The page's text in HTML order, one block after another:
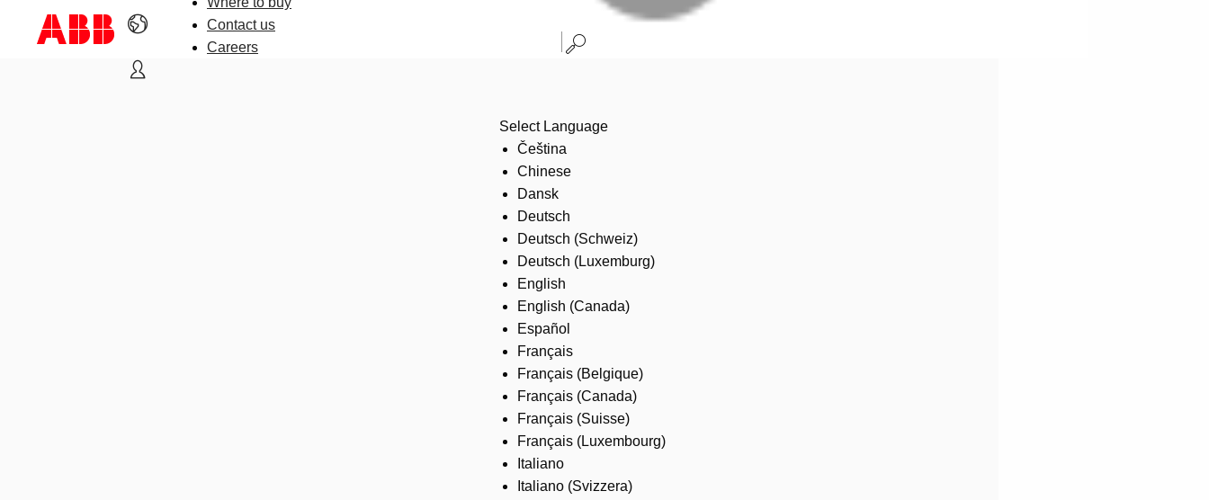
Contact us
Careers
Select Language
Čeština
Chinese
Dansk
Deutsch
Deutsch (Schweiz)
Deutsch (Luxemburg)
English
English (Canada)
Español
Français
Français (Belgique)
Français (Canada)
Français (Suisse)
Français (Luxembourg)
Italiano
Italiano (Svizzera)